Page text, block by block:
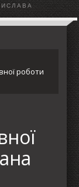
роботи